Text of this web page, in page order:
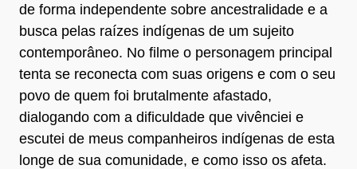
de forma independente sobre ancestralidade e a
busca pelas raízes indígenas de um sujeito
contemporâneo. No filme o personagem principal
tenta se reconecta com suas origens e com o seu
povo de quem foi brutalmente afastado,
dialogando com a dificuldade que vivênciei e
escutei de meus companheiros indígenas de esta
longe de sua comunidade, e como isso os afeta.